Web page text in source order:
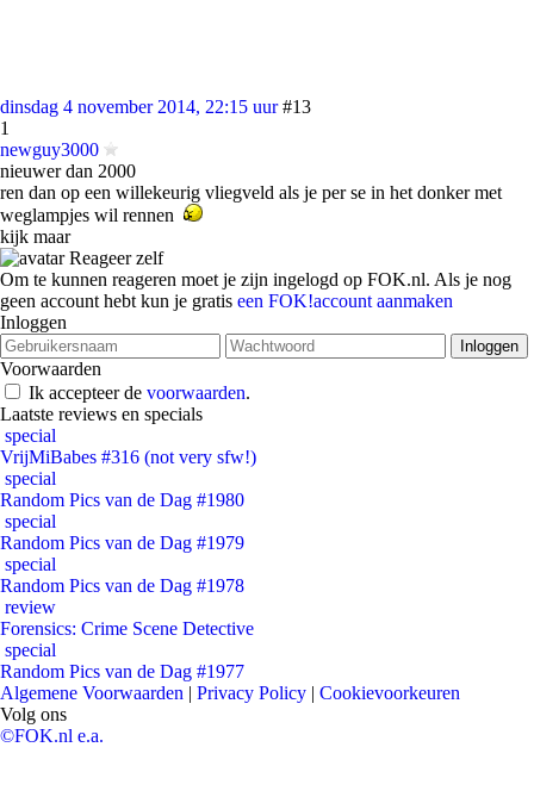
dinsdag 4 november 2014, 22:15 uur #13
1
newguy3000
nieuwer dan 2000
ren dan op een willekeurig vliegveld als je per se in het donker met
weglampjes wil rennen
kijk maar
Reageer zelf
Om te kunnen reageren moet je zijn ingelogd op FOK.nl. Als je nog
geen account hebt kun je gratis een FOK!account aanmaken
Inloggen
Voorwaarden
Ik accepteer de voorwaarden.
Laatste reviews en specials
special
VrijMiBabes #316 (not very sfw!)
special
Random Pics van de Dag #1980
special
Random Pics van de Dag #1979
special
Random Pics van de Dag #1978
review
Forensics: Crime Scene Detective
special
Random Pics van de Dag #1977
Algemene Voorwaarden | Privacy Policy | Cookievoorkeuren
Volg ons
©FOK.nl e.a.